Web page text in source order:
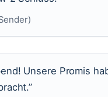
Unsere Promis